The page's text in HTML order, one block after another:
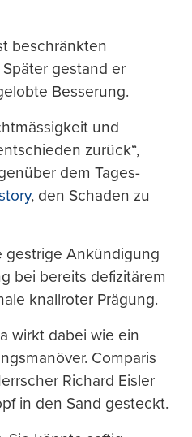
beschränkten
gestand er
Besserung.
und
zurück“,
dem Tages-
, den Schaden zu
gestrige Ankündigung
bei bereits defizitärem
knallroter Prägung.
wirkt dabei wie ein
Comparis
Richard Eisler
in den Sand gesteckt.